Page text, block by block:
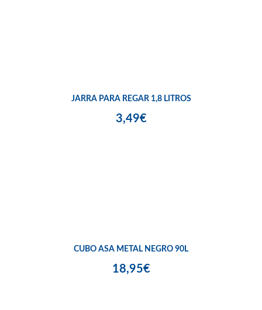
JARRA PARA REGAR 1,8 LITROS
3,49€
CUBO ASA METAL NEGRO 90L
18,95€